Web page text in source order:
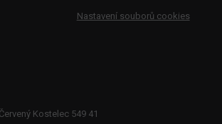
Nastavení souborů cookies